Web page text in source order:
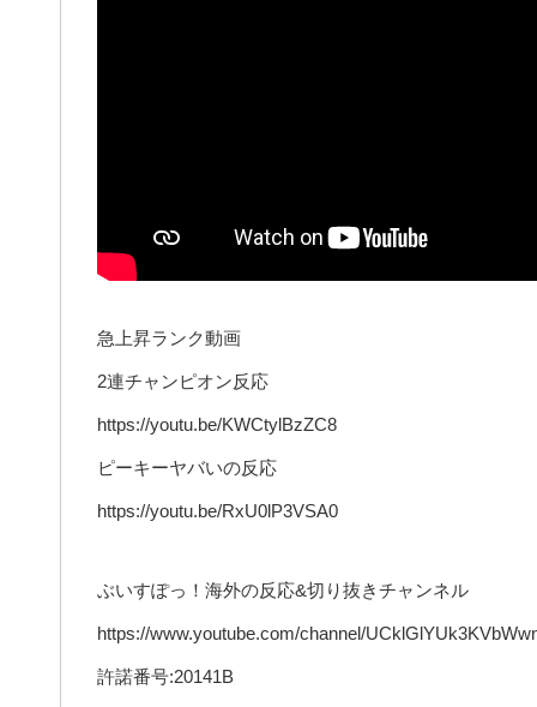
急上昇ランク動画
2連チャンピオン反応
https://youtu.be/KWCtylBzZC8
ピーキーヤバいの反応
https://youtu.be/RxU0lP3VSA0
ぶいすぽっ！海外の反応&切り抜きチャンネル
https://www.youtube.com/channel/
許諾番号:20141B